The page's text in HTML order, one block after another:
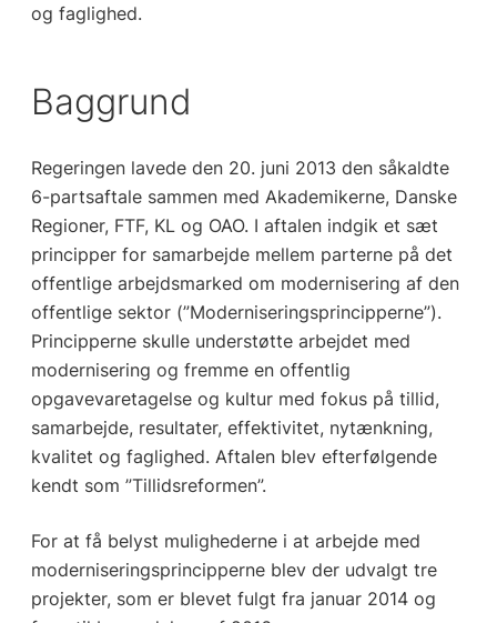
og faglighed.
Baggrund
Regeringen lavede den 20. juni 2013 den såkaldte
6-partsaftale sammen med Akademikerne, Danske
Regioner, FTF, KL og OAO. I aftalen indgik et sæt
principper for samarbejde mellem parterne på det
offentlige arbejdsmarked om modernisering af den
offentlige sektor (”Moderniseringsprincipperne”).
Principperne skulle understøtte arbejdet med
modernisering og fremme en offentlig
opgavevaretagelse og kultur med fokus på tillid,
samarbejde, resultater, effektivitet, nytænkning,
kvalitet og faglighed. Aftalen blev efterfølgende
kendt som ”Tillidsreformen”.
For at få belyst mulighederne i at arbejde med
moderniseringsprincipperne blev der udvalgt tre
projekter, som er blevet fulgt fra januar 2014 og